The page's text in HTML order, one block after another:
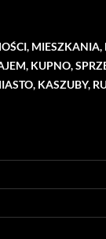
KUPNO,
KASZUBY,